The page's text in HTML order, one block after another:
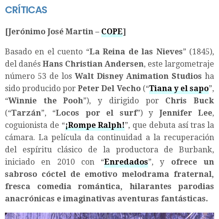
CRÍTICAS
[Jerónimo José Martin – COPE]
Basado en el cuento “La Reina de las Nieves” (1845),
del danés Hans Christian Andersen, este largometraje
número 53 de los Walt Disney Animation Studios ha
sido producido porPeter Del Vecho(“Tiana y el sapo”,
“Winnie the Pooh”), y dirigido por Chris Buck
(“Tarzán”, “Locos por el surf”) y Jennifer Lee,
coguionista de “¡Rompe Ralph!”, que debuta así tras la
cámara. La película da continuidad a la recuperación
del espíritu clásico de la productora de Burbank,
iniciado en 2010 con “Enredados”, y ofrece un
sabroso cóctel de emotivo melodrama fraternal,
fresca comedia romántica, hilarantes parodias
anacrónicas e imaginativas aventuras fantásticas.